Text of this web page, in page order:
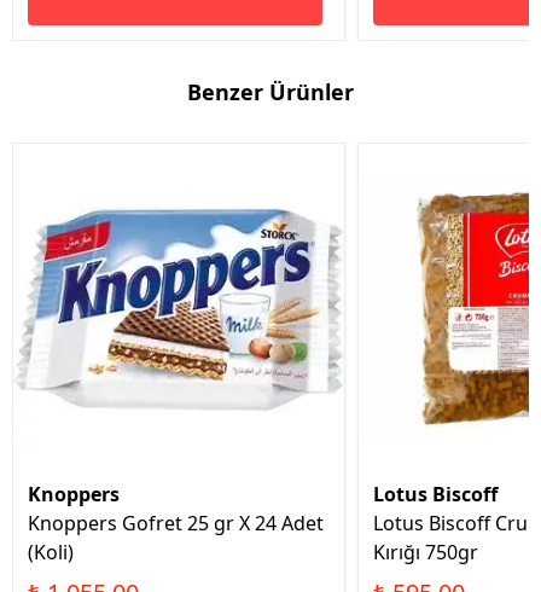
Benzer Ürünler
Knoppers
Knoppers Gofret 25 gr X 24 Adet
(Koli)
Lotus Biscoff
Lotus Biscoff
Kırığı 750gr